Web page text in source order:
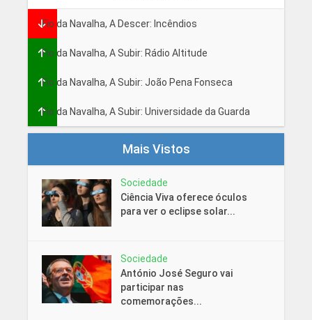
Fio da Navalha, A Descer: Incêndios
Fio da Navalha, A Subir: Rádio Altitude
Fio da Navalha, A Subir: João Pena Fonseca
Fio da Navalha, A Subir: Universidade da Guarda
Mais Vistos
Sociedade
Ciência Viva oferece óculos
para ver o eclipse solar...
Sociedade
António José Seguro vai
participar nas
comemorações...